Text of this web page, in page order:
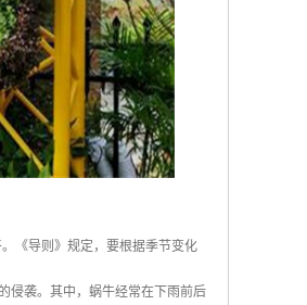
《导则》规定，要根据季节变化
侵袭。其中，蜗牛经常在下雨前后